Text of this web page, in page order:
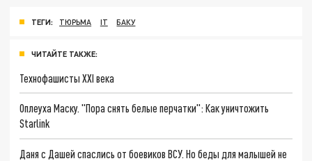
ТЕГИ: ТЮРЬМА IT БАКУ
ЧИТАЙТЕ ТАКЖЕ:
Технофашисты XXI века
Оплеуха Маску. "Пора снять белые перчатки": Как уничтожить
Starlink
Даня с Дашей спаслись от боевиков ВСУ. Но беды для малышей не